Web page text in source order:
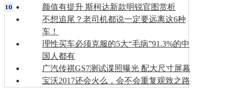
颜值有提升 斯柯达新款明锐官图赏析
不想追尾？老司机都说一定要远离这6种
车！
理性买车必须克服的5大“毛病”91.3%的中
国人都有
广汽传祺GS7测试谍照曝光 配大尺寸屏幕
宝沃2017还会火么，会不会重复观致之路